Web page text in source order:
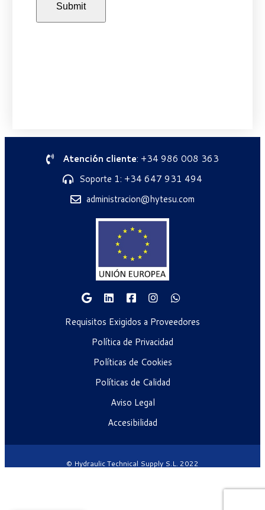
Atención cliente: +34 986 008 363
Soporte 1: +34 647 931 494
administracion@hytesu.com
Requisitos Exigidos a Proveedores
Política de Privacidad
Políticas de Cookies
Políticas de Calidad
Aviso Legal
Accesibilidad
© Hydraulic Technical Supply S.L. 2022